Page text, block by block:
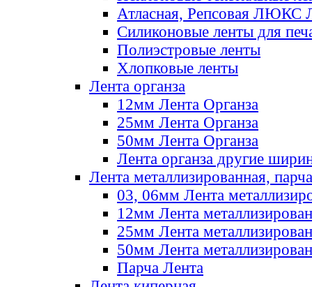
Атласная, Репсовая ЛЮКС
Силиконовые ленты для
Полиэстровые ленты
Хлопковые ленты
Лента органза
12мм Лента Органза
25мм Лента Органза
50мм Лента Органза
Лента органза другие
Лента металлизированная, парча
03, 06мм Лента
12мм Лента
25мм Лента
50мм Лента
Парча Лента